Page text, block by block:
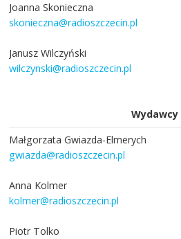
Joanna Skonieczna
skonieczna@radioszczecin.pl
Janusz Wilczyński
wilczynski@radioszczecin.pl
Wydawcy
Małgorzata Gwiazda-Elmerych
gwiazda@radioszczecin.pl
Anna Kolmer
kolmer@radioszczecin.pl
Piotr Tolko